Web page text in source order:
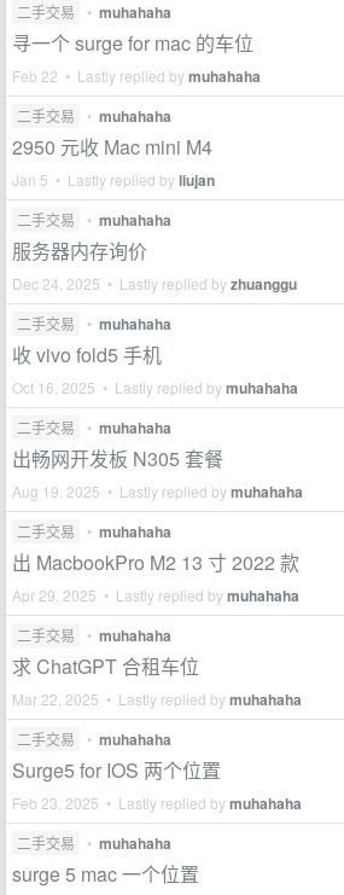
二手交易 • muhahaha
寻一个 surge for mac 的车位
Feb 22 • Lastly replied bymuhahaha
二手交易 • muhahaha
2950 元收 Mac mini M4
Jan 5 • Lastly replied byliujan
二手交易 • muhahaha
服务器内存询价
Dec 24, 2025 • Lastly replied byzhuanggu
二手交易 • muhahaha
收 vivo fold5 手机
Oct 16, 2025 • Lastly replied bymuhahaha
二手交易 • muhahaha
出畅网开发板 N305 套餐
Aug 19, 2025 • Lastly replied bymuhahaha
二手交易 • muhahaha
出 MacbookPro M2 13 寸 2022 款
Apr 29, 2025 • Lastly replied bymuhahaha
二手交易 • muhahaha
求 ChatGPT 合租车位
Mar 22, 2025 • Lastly replied bymuhahaha
二手交易 • muhahaha
Surge5 for IOS 两个位置
Feb 23, 2025 • Lastly replied bymuhahaha
二手交易 • muhahaha
surge 5 mac 一个位置